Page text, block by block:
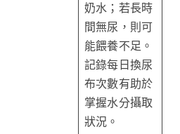
奶水；若長時
間無尿，則可
能餵養不足。
記錄每日換尿
布次數有助於
掌握水分攝取
狀況。